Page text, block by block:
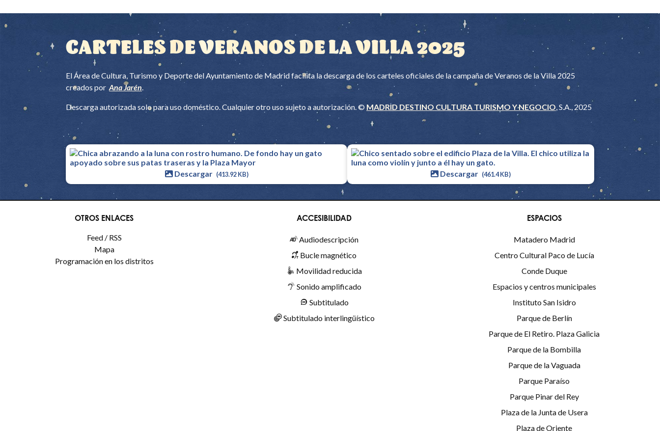
CARTELES DE VERANOS DE LA VILLA 2025
El Área de Cultura, Turismo y Deporte del Ayuntamiento de Madrid facilita la descarga de los carteles oficiales de la campaña de Veranos de la Villa 2025
creados por Ana Jarén.
Descarga autorizada solo para uso doméstico. Cualquier otro uso sujeto a autorización. © MADRID DESTINO CULTURA TURISMO Y NEGOCIO, S.A., 2025
Descargar (413.92 KB) Descargar (461.4 KB)
OTROS ENLACES
Feed / RSS
Mapa
Programación en los distritos
ACCESIBILIDAD
Audiodescripción
Bucle magnético
Movilidad reducida
Sonido amplificado
Subtitulado
Subtitulado interlingüístico
ESPACIOS
Matadero Madrid
Centro Cultural Paco de Lucía
Conde Duque
Espacios y centros municipales
Instituto San Isidro
Parque de Berlín
Parque de El Retiro. Plaza Galicia
Parque de la Bombilla
Parque de la Vaguada
Parque Paraíso
Parque Pinar del Rey
Plaza de la Junta de Usera
Plaza de Oriente